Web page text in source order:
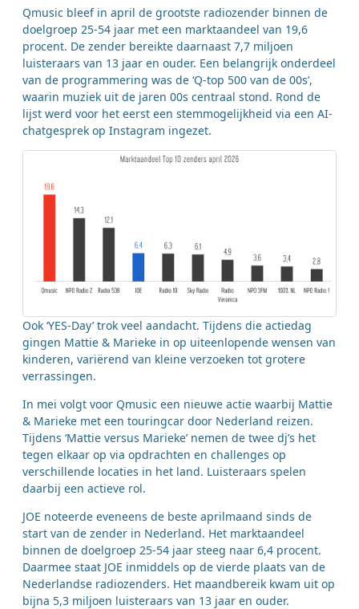
Qmusic bleef in april de grootste radiozender binnen de
doelgroep 25-54 jaar met een marktaandeel van 19,6
procent. De zender bereikte daarnaast 7,7 miljoen
luisteraars van 13 jaar en ouder. Een belangrijk onderdeel
van de programmering was de ‘Q-top 500 van de 00s’,
waarin muziek uit de jaren 00s centraal stond. Rond de
lijst werd voor het eerst een stemmogelijkheid via een AI-
chatgesprek op Instagram ingezet.
Ook ‘YES-Day’ trok veel aandacht. Tijdens die actiedag
gingen Mattie & Marieke in op uiteenlopende wensen van
kinderen, variërend van kleine verzoeken tot grotere
verrassingen.
In mei volgt voor Qmusic een nieuwe actie waarbij Mattie
& Marieke met een touringcar door Nederland reizen.
Tijdens ‘Mattie versus Marieke’ nemen de twee dj’s het
tegen elkaar op via opdrachten en challenges op
verschillende locaties in het land. Luisteraars spelen
daarbij een actieve rol.
JOE noteerde eveneens de beste aprilmaand sinds de
start van de zender in Nederland. Het marktaandeel
binnen de doelgroep 25-54 jaar steeg naar 6,4 procent.
Daarmee staat JOE inmiddels op de vierde plaats van de
Nederlandse radiozenders. Het maandbereik kwam uit op
bijna 5,3 miljoen luisteraars van 13 jaar en ouder.